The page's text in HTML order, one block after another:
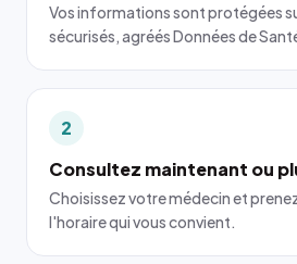
Vos informations sont protégées
sécurisés, agréés Données de
2
Consultez maintenant ou
Choisissez votre médecin et
l'horaire qui vous convient.